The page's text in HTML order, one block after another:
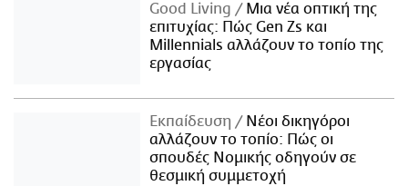
Good Living
Μια νέα οπτική της
επιτυχίας: Πώς Gen Zs και
Millennials αλλάζουν το τοπίο της
εργασίας
Εκπαίδευση
Νέοι δικηγόροι
αλλάζουν το τοπίο: Πώς οι
σπουδές Νομικής οδηγούν σε
θεσμική συμμετοχή